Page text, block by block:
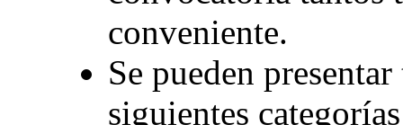
conveniente.
Se pueden
siguientes